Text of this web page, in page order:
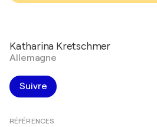
Katharina Kretschmer
Allemagne
Suivre
RÉFÉRENCES